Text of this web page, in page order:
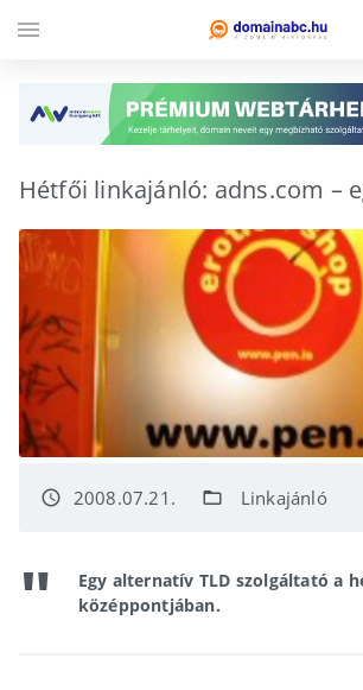
Hétfői linkajánló: adns.com –
access_time 2008.07.21. folder_open Linkajánló
Egy alternatív TLD szolgáltató a
középpontjában.
menu